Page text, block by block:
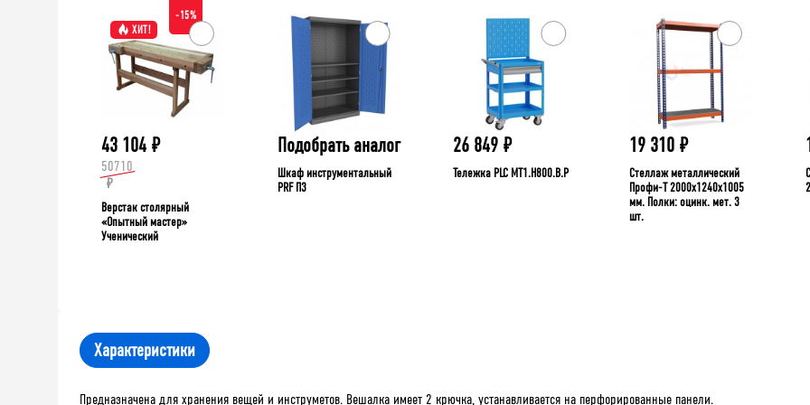
ХИТ!
-15%
43 104 ₽
50710
₽
Верстак столярный
«Опытный мастер»
Ученический
Подобрать аналог
Шкаф инструментальный
PRF П3
26 849 ₽
Тележка PLC МT1.H800.В.Р
19 310 ₽
Стеллаж металлический
Профи-Т 2000x1240x1005
мм. Полки: оцинк. мет. 3
шт.
Характеристики
Предназначена для хранения вещей и инструметов. Вешалка имеет 2 крючка, устанавливается на перфорированные панели.